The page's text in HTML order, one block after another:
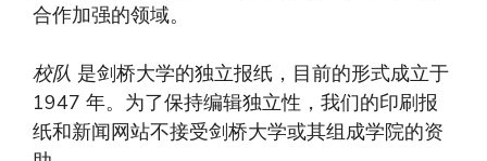
合作加强的领域。
校队 是剑桥大学的独立报纸，目前的形式成立于
1947 年。为了保持编辑独立性，我们的印刷报
纸和新闻网站不接受剑桥大学或其组成学院的资